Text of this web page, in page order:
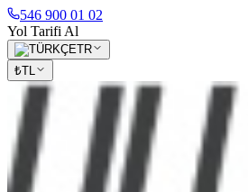
546 900 01 02
Yol Tarifi Al
TR
₺TL